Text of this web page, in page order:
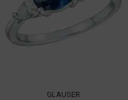
GLAUSER